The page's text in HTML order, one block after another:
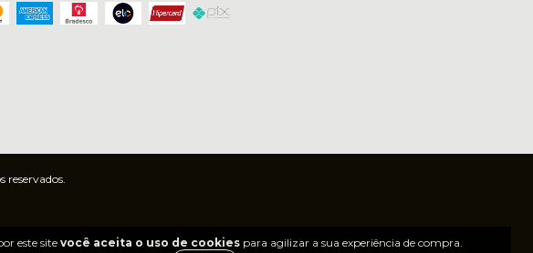
este sitevocê aceita o uso de cookiespara agilizar a sua experiência de compra.
reservados.